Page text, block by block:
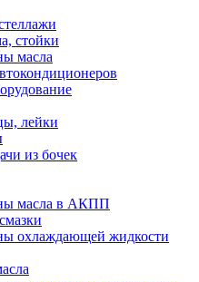
стойки
масла
лейки
из бочек
масла в АКПП
охлаждающей жидкости